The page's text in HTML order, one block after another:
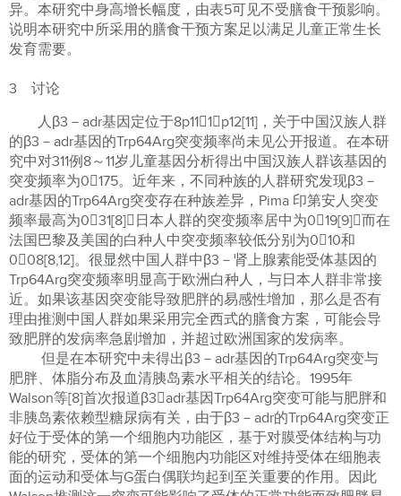
异。本研究中身高增长幅度，由表5可见不受膳食干预影响。
说明本研究中所采用的膳食干预方案足以满足儿童正常生长
发育需要。
3 讨论
人β3－adr基因定位于8p111－p12[11]，关于中国汉族人群
的β3－adr基因的Trp64Arg突变频率尚未见公开报道。在本研
究中对311例8～11岁儿童基因分析得出中国汉族人群该基因的
突变频率为0175。近年来，不同种族的人群研究发现β3－
adr基因的Trp64Arg突变存在种族差异，Pima 印第安人突变
频率最高为031[8]，日本人群的突变频率居中为019[9]，而在
法国巴黎及美国的白种人中突变频率较低分别为010和
008[8,12]。很显然中国人群中β3－肾上腺素能受体基因的
Trp64Arg突变频率明显高于欧洲白种人，与日本人群非常接
近。如果该基因突变能导致肥胖的易感性增加，那么是否有
理由推测中国人群如果采用完全西式的膳食方案，可能会导
致肥胖的发病率急剧增加，并超过欧洲国家的发病率。
但是在本研究中未得出β3－adr基因的Trp64Arg突变与
肥胖、体脂分布及血清胰岛素水平相关的结论。1995年
Walson等[8]首次报道β3adr基因Trp64Arg突变可能与肥胖和
非胰岛素依赖型糖尿病有关，由于β3－adr的Trp64Arg突变正
好位于受体的第一个细胞内功能区，基于对膜受体结构与功
能的研究，受体的第一个细胞内功能区对维持受体在细胞表
面的运动和受体与G蛋白偶联均起到至关重要的作用。因此